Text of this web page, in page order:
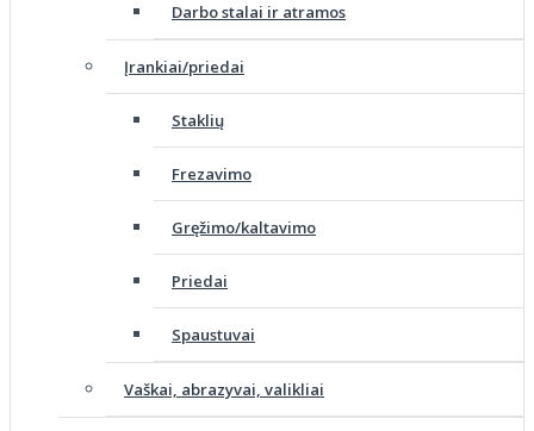
Darbo stalai ir atramos
Įrankiai/priedai
Staklių
Frezavimo
Gręžimo/kaltavimo
Priedai
Spaustuvai
Vaškai, abrazyvai, valikliai